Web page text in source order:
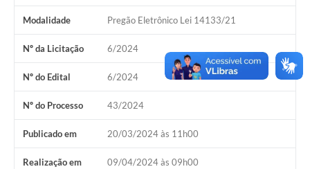
Calendário de vacinação Covid-19
A NOSSA CIDADE
Galeria de Fotos
Contratos
Modalidade Pregão Eletrônico Lei 14133/21
Nº da Licitação 6/2024
Nº do Edital 6/2024
Nº do Processo 43/2024
Publicado em 20/03/2024 às 11h00
Realização em 09/04/2024 às 09h00